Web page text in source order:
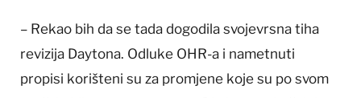
– Rekao bih da se tada dogodila svojevrsna tiha
revizija Daytona. Odluke OHR-a i nametnuti
propisi korišteni su za promjene koje su po svom